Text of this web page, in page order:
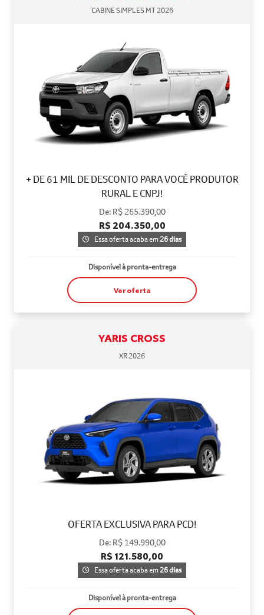
CABINE SIMPLES MT 2026
+ DE 61 MIL DE DESCONTO PARA VOCÊ PRODUTOR
RURAL E CNPJ!
De: R$ 265.390,00
R$ 204.350,00
Essa oferta acaba em26 dias
Disponível à pronta-entrega
Ver oferta
YARIS CROSS
XR 2026
OFERTA EXCLUSIVA PARA PCD!
De: R$ 149.990,00
R$ 121.580,00
Essa oferta acaba em26 dias
Disponível à pronta-entrega